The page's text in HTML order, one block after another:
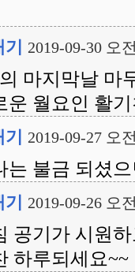
2019-09-30 오
마지막날 마
운 월요인 활
2019-09-27 오
는 불금 되셨
2019-09-26 오
공기가 시원
하루되세요~~